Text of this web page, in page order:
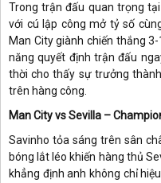
Trong trận đấu quan trọng
với cú lập công mở tỷ số
Man City giành chiến thắng
năng quyết định trận đấu
thời cho thấy sự trưởng
trên hàng công.
Man City vs Sevilla –
Savinho tỏa sáng trên sân
bóng lắt léo khiến hàng thủ
khẳng định anh không chỉ